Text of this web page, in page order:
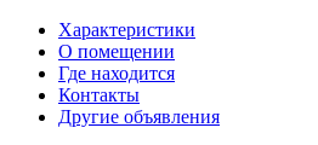
Характеристики
О помещении
Где находится
Контакты
Другие объявления